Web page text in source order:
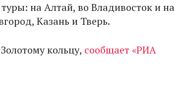
на Алтай, во Владивосток и на
Казань и Тверь.
кольцу, сообщает «РИА